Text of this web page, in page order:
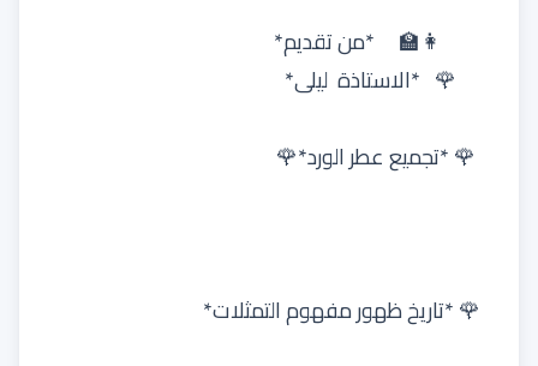
👩‍🏫 *من تقديم*
🌹 *الاستاذة ليلى*
🌹 *تجميع عطر الورد*🌹
🌹 *تاريخ ظهور مفهوم التمثلات*